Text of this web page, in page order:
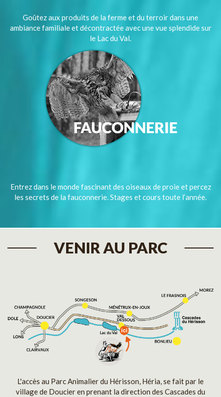
Goûtez aux produits de la ferme et du terroir dans une
ambiance familiale et décontractée avec une vue splendide sur
le Lac du Val.
Entrez dans le monde fascinant des oiseaux de proie et percez
les secrets de la fauconnerie. Stages et cours toute l’année.
VENIR AU PARC
L'accès au Parc Animalier du Hérisson, Héria, se fait par le
village de Doucier en prenant la direction des Cascades du